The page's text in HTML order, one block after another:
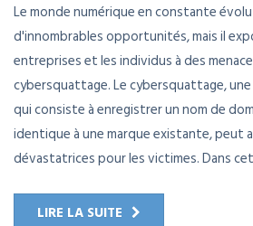
Le monde numérique en constante
d'innombrables opportunités, mais il
entreprises et les individus à des
cybersquattage. Le cybersquattage,
qui consiste à enregistrer un nom de
identique à une marque existante, peut
dévastatrices pour les victimes. Dans
LIRE LA SUITE